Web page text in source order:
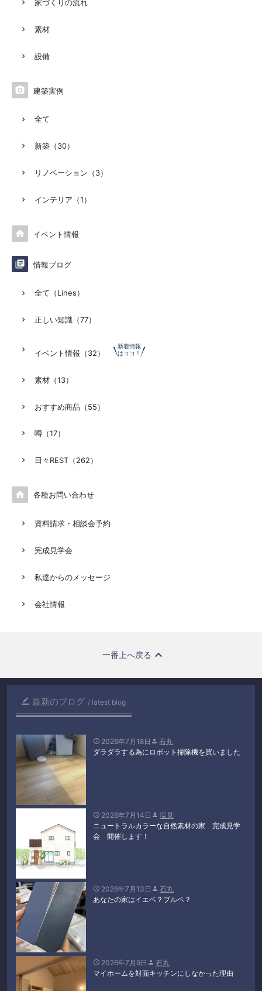
家づくりの流れ
素材
設備
 建築実例
全て
新築（30）
リノベーション（3）
インテリア（1）
 イベント情報
 情報ブログ
全て（Lines）
正しい知識（77）
イベント情報（32）
新着情報
はココ！
素材（13）
おすすめ商品（55）
噂（17）
日々REST（262）
 各種お問い合わせ
資料請求・相談会予約
完成見学会
私達からのメッセージ
会社情報
一番上へ戻る
 最新のブログ latest blog
 2026年7月18日  石丸
ダラダラする為にロボット掃除機を買いました
 2026年7月14日  塩見
ニュートラルカラーな自然素材の家 完成見学
会 開催します！
 2026年7月13日  石丸
あなたの家はイエベ？ブルベ？
 2026年7月9日  石丸
マイホームを対面キッチンにしなかった理由